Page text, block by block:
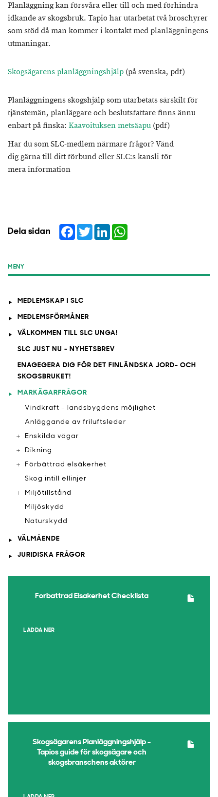
Planläggning kan försvåra eller till och med förhindra
idkande av skogsbruk. Tapio har utarbetat två broschyrer
som stöd då man kommer i kontakt med planläggningens
utmaningar.
Skogsägarens planläggningshjälp (på svenska, pdf)
Planläggningens skogshjälp som utarbetats särskilt för
tjänstemän, planläggare och beslutsfattare finns ännu
enbart på finska: Kaavoituksen metsäapu (pdf)
Har du som SLC-medlem närmare frågor? Vänd
dig gärna till ditt förbund eller SLC:s kansli för
mera information
Dela sidan Facebook
TwitterLinkedIn
MENY
MEDLEMSKAP I SLC
MEDLEMSFÖRMÅNER
VÄLKOMMEN TILL SLC UNGA!
SLC JUST NU - NYHETSBREV
ENAGEGERA DIG FÖR DET FINLÄNDSKA JORD- OCH
SKOGSBRUKET!
MARKÄGARFRÅGOR
Vindkraft - landsbygdens möjlighet
Anläggande av friluftsleder
Enskilda vägar
Dikning
Förbättrad elsäkerhet
Skog intill ellinjer
Miljötillstånd
Miljöskydd
Naturskydd
VÄLMÅENDE
JURIDISKA FRÅGOR
Forbattrad Elsakerhet Checklista
LADDA NER
Skogsägarens Planläggningshjälp -
Tapios guide för skogsägare och
skogsbranschens aktörer